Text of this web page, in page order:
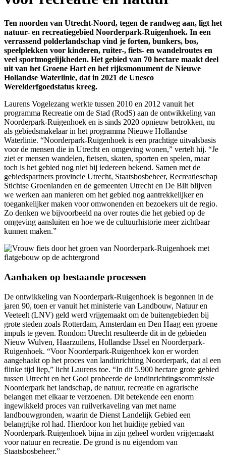
Ten noorden van Utrecht-Noord, tegen de randweg aan, ligt het
natuur- en recreatiegebied Noorderpark-Ruigenhoek. In een
verrassend polderlandschap vind je forten, bunkers, bos,
speelplekken voor kinderen, ruiter-, fiets- en wandelroutes en
veel sportmogelijkheden. Het gebied van 70 hectare maakt deel
uit van het Groene Hart en het rijksmonument de Nieuwe
Hollandse Waterlinie, dat in 2021 de Unesco
Werelderfgoedstatus kreeg.
Laurens Vogelezang werkte tussen 2010 en 2012 vanuit het
programma Recreatie om de Stad (RodS) aan de ontwikkeling van
Noorderpark-Ruigenhoek en is sinds 2020 opnieuw betrokken, nu
als gebiedsmakelaar in het programma Nieuwe Hollandse
Waterlinie. “Noorderpark-Ruigenhoek is een prachtige uitvalsbasis
voor de mensen die in Utrecht en omgeving wonen,” vertelt hij. “Je
ziet er mensen wandelen, fietsen, skaten, sporten en spelen, maar
toch is het gebied nog niet bij iedereen bekend. Samen met de
gebiedspartners provincie Utrecht, Staatsbosbeheer, Recreatieschap
Stichtse Groenlanden en de gemeenten Utrecht en De Bilt blijven
we werken aan manieren om het gebied nog aantrekkelijker en
toegankelijker maken voor omwonenden en bezoekers uit de regio.
Zo denken we bijvoorbeeld na over routes die het gebied op de
omgeving aansluiten en hoe we de cultuurhistorie meer zichtbaar
kunnen maken.”
Aanhaken op bestaande processen
De ontwikkeling van Noorderpark-Ruigenhoek is begonnen in de
jaren 90, toen er vanuit het ministerie van Landbouw, Natuur en
Veeteelt (LNV) geld werd vrijgemaakt om de buitengebieden bij
grote steden zoals Rotterdam, Amsterdam en Den Haag een groene
impuls te geven. Rondom Utrecht resulteerde dit in de gebieden
Nieuw Wulven, Haarzuilens, Hollandse IJssel en Noorderpark-
Ruigenhoek. “Voor Noorderpark-Ruigenhoek kon er worden
aangehaakt op het proces van landinrichting Noorderpark, dat al een
flinke tijd liep,” licht Laurens toe. “In dit 5.900 hectare grote gebied
tussen Utrecht en het Gooi probeerde de landinrichtingscommissie
Noorderpark het landschap, de natuur, recreatie en agrarische
belangen met elkaar te verzoenen. Dit betekende een enorm
ingewikkeld proces van ruilverkaveling van met name
landbouwgronden, waarin de Dienst Landelijk Gebied een
belangrijke rol had. Hierdoor kon het huidige gebied van
Noorderpark-Ruigenhoek bijna in zijn geheel worden vrijgemaakt
voor natuur en recreatie. De grond is nu eigendom van
Staatsbosbeheer.”